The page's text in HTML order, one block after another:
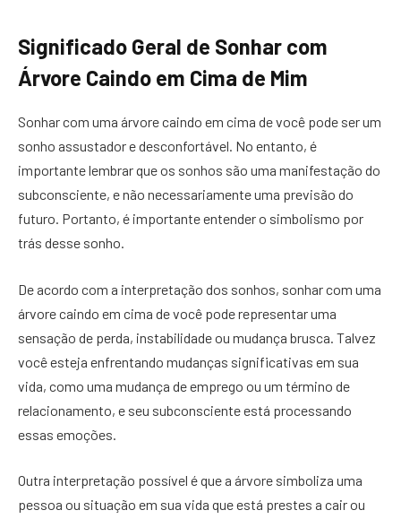
Significado Geral de Sonhar com
Árvore Caindo em Cima de Mim
Sonhar com uma árvore caindo em cima de você pode ser um
sonho assustador e desconfortável. No entanto, é
importante lembrar que os sonhos são uma manifestação do
subconsciente, e não necessariamente uma previsão do
futuro. Portanto, é importante entender o simbolismo por
trás desse sonho.
De acordo com a interpretação dos sonhos, sonhar com uma
árvore caindo em cima de você pode representar uma
sensação de perda, instabilidade ou mudança brusca. Talvez
você esteja enfrentando mudanças significativas em sua
vida, como uma mudança de emprego ou um término de
relacionamento, e seu subconsciente está processando
essas emoções.
Outra interpretação possível é que a árvore simboliza uma
pessoa ou situação em sua vida que está prestes a cair ou